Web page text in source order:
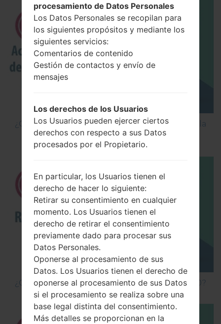
¿Cómo Activar las Opciones de Desarrollador y la
Depuración USB en LG?
¿Cómo hacer Reinicio Completo en LG G5 H850?
procesamiento de Datos Personales
Los Datos Personales se recopilan para
los siguientes propósitos y mediante los
siguientes servicios:
Comentarios de contenido
Gestión de contactos y envío de
mensajes
Los derechos de los Usuarios
Los Usuarios pueden ejercer ciertos
derechos con respecto a sus Datos
procesados por el Propietario.
En particular, los Usuarios tienen el
derecho de hacer lo siguiente:
Retirar su consentimiento en cualquier
momento. Los Usuarios tienen el
derecho de retirar el consentimiento
previamente dado para procesar sus
Datos Personales.
Oponerse al procesamiento de sus
Datos. Los Usuarios tienen el derecho de
oponerse al procesamiento de sus Datos
si el procesamiento se realiza sobre una
base legal distinta del consentimiento.
Más detalles se proporcionan en la